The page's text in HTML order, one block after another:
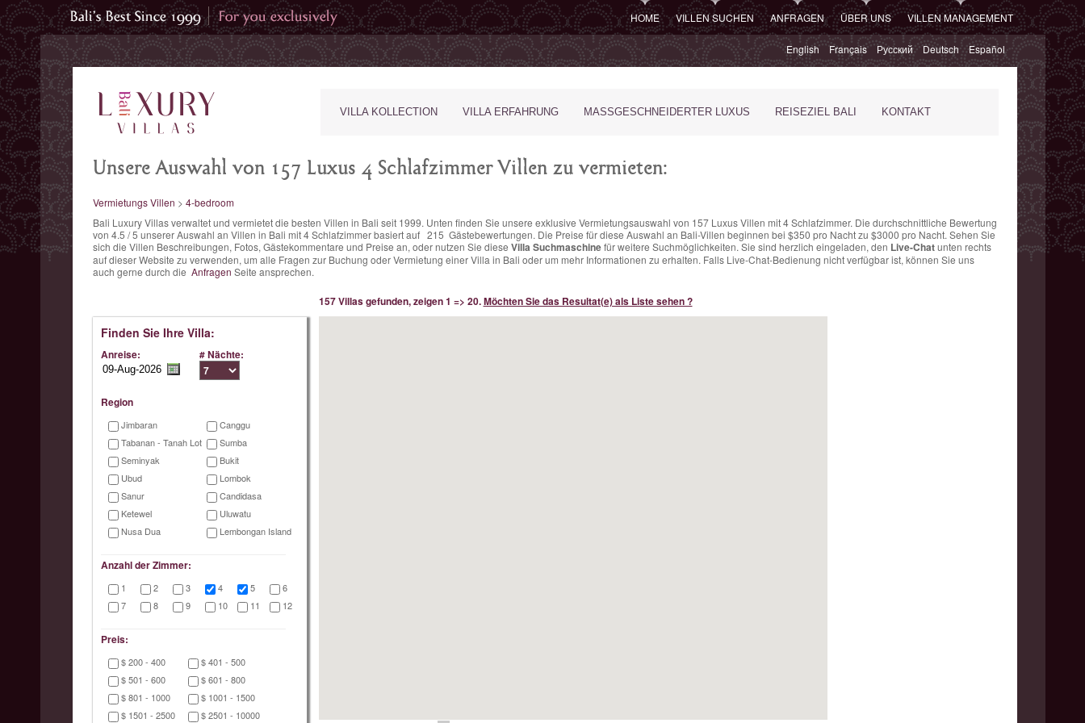
HOME VILLEN SUCHEN ANFRAGEN ÜBER UNS VILLEN MANAGEMENT
English Français Русский Deutsch Español
VILLA KOLLECTION VILLA ERFAHRUNG MASSGESCHNEIDERTER LUXUS REISEZIEL BALI KONTAKT
Unsere Auswahl von 157 Luxus 4 Schlafzimmer Villen zu vermieten:
Vermietungs Villen > 4-bedroom
Bali Luxury Villas verwaltet und vermietet die besten Villen in Bali seit 1999. Unten finden Sie unsere exklusive Vermietungsauswahl von 157 Luxus Villen mit 4 Schlafzimmer. Die durchschnittliche Bewertung
von 4.5 /5 unserer Auswahl an Villen in Bali mit 4 Schlafzimmer basiert auf 215 Gästebewertungen. Die Preise für diese Auswahl an Bali-Villen beginnen bei $350 pro Nachtzu $3000 pro Nacht. Sehen Sie
sich die Villen Beschreibungen, Fotos, Gästekommentare und Preise an, oder nutzen Sie diese Villa Suchmaschinefür weitere Suchmöglichkeiten. Sie sind herzlich eingeladen, den Live-Chatunten rechts
auf dieser Website zu verwenden, um alle Fragen zur Buchung oder Vermietung einer Villa in Bali oder um mehr Informationen zu erhalten. Falls Live-Chat-Bedienung nicht verfügbar ist, können Sie uns
auch gerne durch die Anfragen Seite ansprechen.
Finden Sie Ihre Villa:
Anreise: # Nächte:
Region
Jimbaran
Canggu
Tabanan - Tanah Lot
Sumba
Seminyak
Bukit
Ubud
Lombok
Sanur
Candidasa
Ketewel
Uluwatu
Nusa Dua
Lembongan Island
Anzahl der Zimmer:
1 2 3 4 5
6
7
8 9 10 11 12
Preis:
$ 200 - 400
$ 401 - 500
$ 501 - 600
$ 601 - 800
$ 801 - 1000
$ 1001 - 1500
$ 1501 - 2500
$ 2501 - 10000
157 Villas gefunden, zeigen 1 => 20.Möchten Sie das Resultat(e) als Liste sehen ?